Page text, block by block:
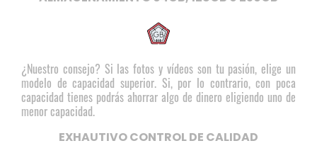
¿Nuestro consejo? Si las fotos y vídeos son tu pasión, elige un
modelo de capacidad superior. Si, por lo contrario, con poca
capacidad tienes podrás ahorrar algo de dinero eligiendo uno de
menor capacidad.
EXHAUTIVO CONTROL DE CALIDAD